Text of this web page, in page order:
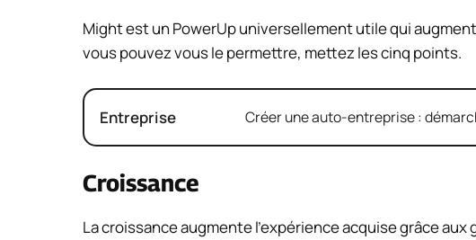
Might est un PowerUp universellement utile qui
vous pouvez vous le permettre, mettez les cinq points.
Entreprise Créer une auto-entreprise :
Croissance
La croissance augmente l’expérience acquise grâce